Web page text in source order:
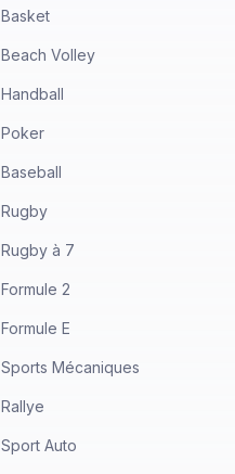
Basket
Beach Volley
Handball
Poker
Baseball
Rugby
Rugby à 7
Formule 2
Formule E
Sports Mécaniques
Rallye
Sport Auto